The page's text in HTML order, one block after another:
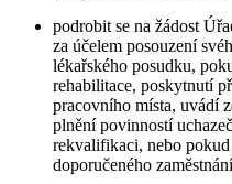
podrobit se na žádost
za účelem posouzení
lékařského posudku,
rehabilitace, poskytnutí
pracovního místa, uvádí
plnění povinností
rekvalifikaci, nebo
doporučeného